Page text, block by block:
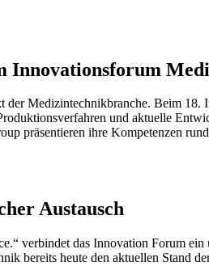
Innovationsforum
Medizintechnikbranche. Beim
und aktuelle
präsentieren ihre Kompetenzen
Austausch
verbindet das Innovation Forum
bereits heute den aktuellen Stand